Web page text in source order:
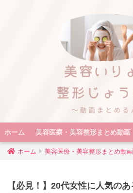
ホーム 美容医療・美容整形まとめ動画
ホーム 美容医療・美容整形まとめ動画
【必見！】20代女性に人気の